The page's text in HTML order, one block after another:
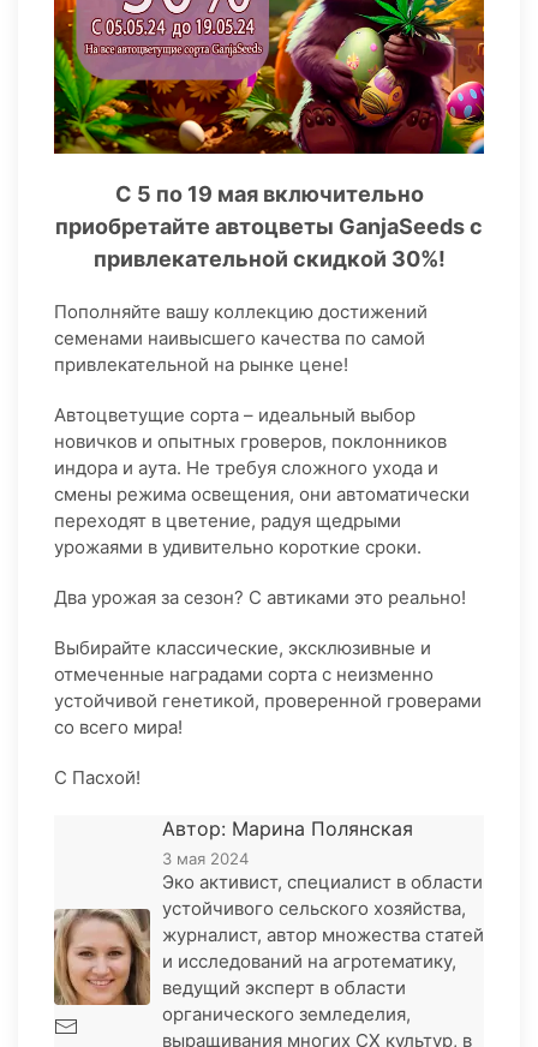
С 5 по 19 мая включительно
приобретайте автоцветы GanjaSeeds с
привлекательной скидкой 30%!
Пополняйте вашу коллекцию достижений
семенами наивысшего качества по самой
привлекательной на рынке цене!
Автоцветущие сорта – идеальный выбор
новичков и опытных гроверов, поклонников
индора и аута. Не требуя сложного ухода и
смены режима освещения, они автоматически
переходят в цветение, радуя щедрыми
урожаями в удивительно короткие сроки.
Два урожая за сезон? С автиками это реально!
Выбирайте классические, эксклюзивные и
отмеченные наградами сорта с неизменно
устойчивой генетикой, проверенной гроверами
со всего мира!
С Пасхой!
Автор: Марина Полянская
3 мая 2024
Эко активист, специалист в области
устойчивого сельского хозяйства,
журналист, автор множества статей
и исследований на агротематику,
ведущий эксперт в области
органического земледелия,
выращивания многих СХ культур, в